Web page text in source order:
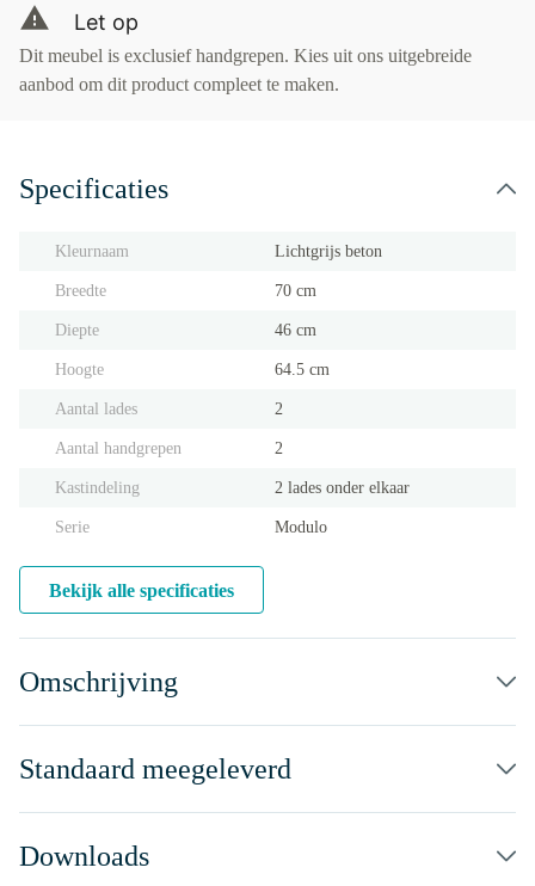
Let op
Dit meubel is exclusief handgrepen. Kies uit ons uitgebreide
aanbod om dit product compleet te maken.
Specificaties
Kleurnaam Lichtgrijs beton
Breedte 70 cm
Diepte 46 cm
Hoogte 64.5 cm
Aantal lades 2
Aantal handgrepen 2
Kastindeling 2 lades onder elkaar
Serie Modulo
Bekijk alle specificaties
Omschrijving
Standaard meegeleverd
Downloads